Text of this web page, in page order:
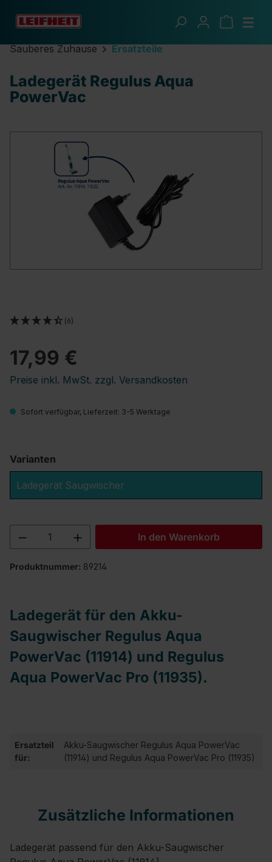
Zum Hauptinhalt springen
Sauberes Zuhause Ersatzteile
Ladegerät Regulus Aqua
PowerVac
17,99 €
Preise inkl. MwSt. zzgl. Versandkosten
(6)
Sofort verfügbar, Lieferzeit: 3-5 Werktage
Varianten
Ladegerät Saugwischer
Produkt Anzahl: Gib den gewünschten
In den Warenkorb
Produktnummer: 89214
Ladegerät für den Akku-
Saugwischer Regulus Aqua
PowerVac (11914) und Regulus
Aqua PowerVac Pro (11935).
Ersatzteil
für:
Akku-Saugwischer Regulus Aqua PowerVac
(11914) und Regulus Aqua PowerVac Pro (11935)
Zusätzliche Informationen
Ladegerät passend für den Akku-Saugwischer